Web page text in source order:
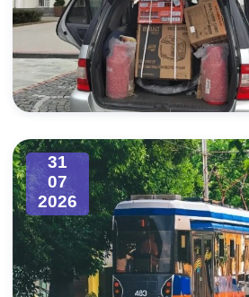
31
07
2026